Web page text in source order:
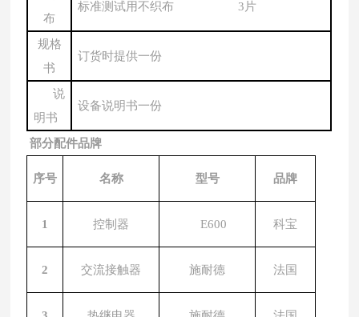
布
标准测试用不织布 3片
规格
书
订货时提供一份
说
明书
设备说明书一份
部分配件品牌
序号 名称 型号 品牌
1 控制器 E600 科宝
2 交流接触器 施耐德 法国